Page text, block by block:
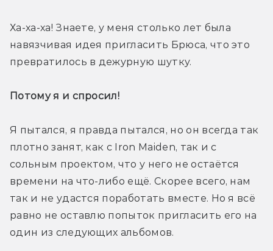
Ха-ха-ха! Знаете, у меня столько лет была
навязчивая идея пригласить Брюса, что это
превратилось в дежурную шутку.
Потому я и спросил!
Я пытался, я правда пытался, но он всегда так
плотно занят, как с Iron Maiden, так и с
сольным проектом, что у него не остаётся
времени на что-либо ещё. Скорее всего, нам
так и не удастся поработать вместе. Но я всё
равно не оставлю попыток пригласить его на
один из следующих альбомов.